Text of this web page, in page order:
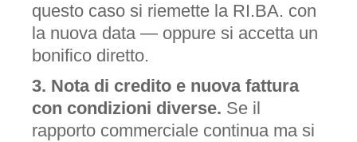
questo caso si riemette la RI.BA. con
la nuova data — oppure si accetta un
bonifico diretto.
3. Nota di credito e nuova fattura
con condizioni diverse. Se il
rapporto commerciale continua ma si